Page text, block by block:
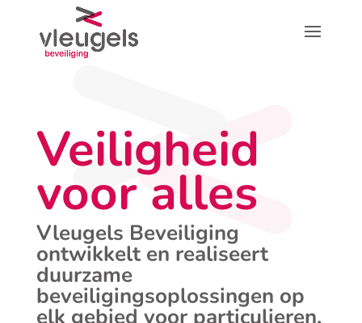
Veiligheid
voor alles
Vleugels Beveiliging
ontwikkelt en realiseert
duurzame
beveiligingsoplossingen op
elk gebied voor particulieren,